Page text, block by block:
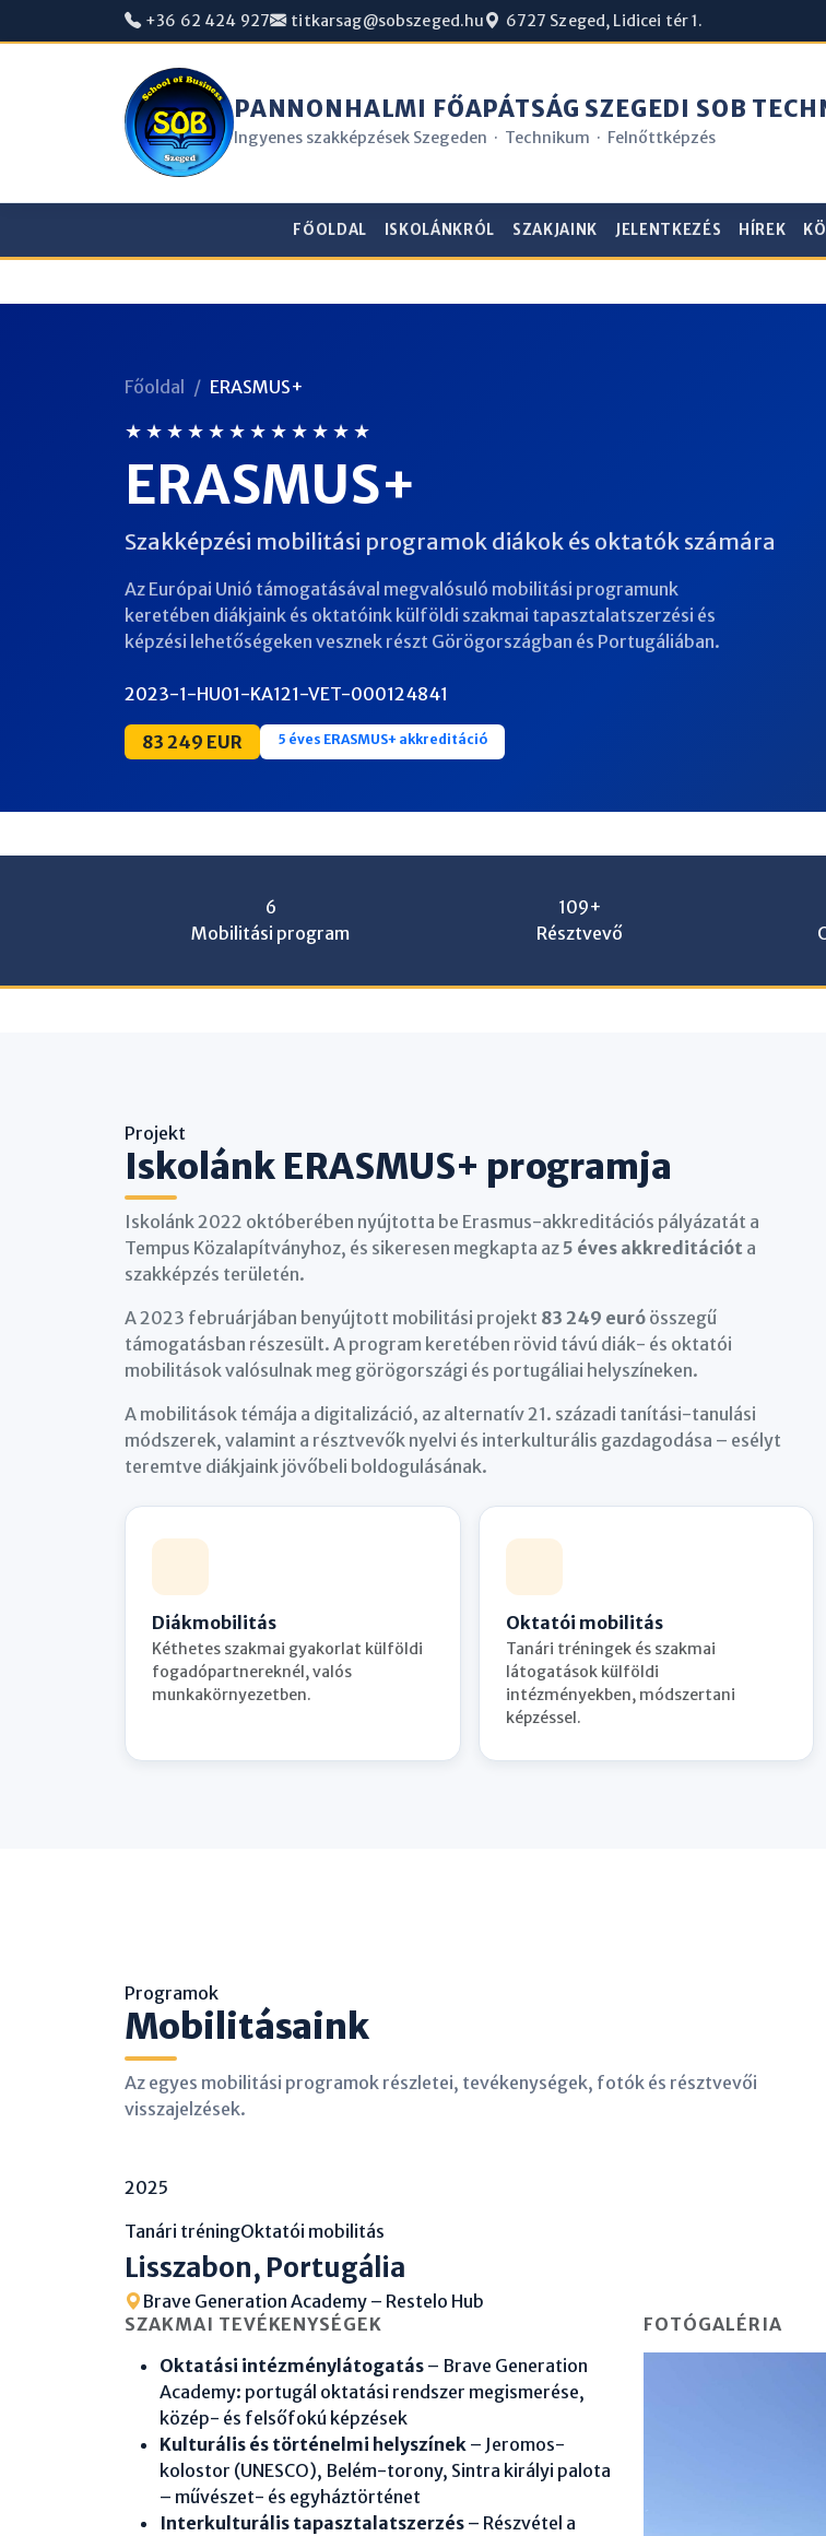
+36 62 424 927 titkarsag@sobszeged.hu 6727 Szeged, Lidicei tér 1.
PANNONHALMI FŐAPÁTSÁG SZEGEDI SOB
Ingyenes szakképzések Szegeden · Technikum · Felnőttképzés
FŐOLDAL ISKOLÁNKRÓL SZAKJAINK JELENTKEZÉS HÍREK
Főoldal ERASMUS+
★ ★ ★ ★ ★ ★ ★ ★ ★ ★ ★ ★
ERASMUS+
Szakképzési mobilitási programok diákok és oktatók számára
Az Európai Unió támogatásával megvalósuló mobilitási programunk
keretében diákjaink és oktatóink külföldi szakmai tapasztalatszerzési és
képzési lehetőségeken vesznek részt Görögországban és Portugáliában.
2023-1-HU01-KA121-VET-000124841
83 249 EUR 5 éves ERASMUS+ akkreditáció
6
Mobilitási program
109+
Résztvevő
Projekt
Iskolánk ERASMUS+ programja
Iskolánk 2022 októberében nyújtotta be Erasmus-akkreditációs pályázatát a
Tempus Közalapítványhoz, és sikeresen megkapta az 5 éves akkreditációt a
szakképzés területén.
A 2023 februárjában benyújtott mobilitási projekt 83 249 euró összegű
támogatásban részesült. A program keretében rövid távú diák- és oktatói
mobilitások valósulnak meg görögországi és portugáliai helyszíneken.
A mobilitások témája a digitalizáció, az alternatív 21. századi tanítási-tanulási
módszerek, valamint a résztvevők nyelvi és interkulturális gazdagodása – esélyt
teremtve diákjaink jövőbeli boldogulásának.
Diákmobilitás
Kéthetes szakmai gyakorlat külföldi
fogadópartnereknél, valós
munkakörnyezetben.
Oktatói mobilitás
Tanári tréningek és szakmai
látogatások külföldi
intézményekben, módszertani
képzéssel.
Programok
Mobilitásaink
Az egyes mobilitási programok részletei, tevékenységek, fotók és résztvevői
visszajelzések.
2025
Tanári tréningOktatói mobilitás
Lisszabon, Portugália
Brave Generation Academy – Restelo Hub
SZAKMAI TEVÉKENYSÉGEK
Oktatási intézménylátogatás – Brave Generation
Academy: portugál oktatási rendszer megismerése,
közép- és felsőfokú képzések
Kulturális és történelmi helyszínek – Jeromos-
kolostor (UNESCO), Belém-torony, Sintra királyi palota
– művészet- és egyháztörténet
Interkulturális tapasztalatszerzés – Részvétel a
FOTÓGALÉRIA